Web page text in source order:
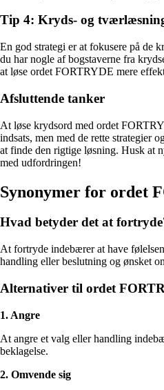
Tip 4: Kryds- og
En god strategi er at fokusere på de
du har nogle af bogstaverne fra
at løse ordet FORTRYDE mere
Afsluttende tanker
At løse krydsord med ordet
indsats, men med de rette strategier
at finde den rigtige løsning. Husk at
med udfordringen!
Synonymer for ordet
Hvad betyder det at
At fortryde indebærer at have
handling eller beslutning og ønsket
Alternativer til ordet
1. Angre
At angre et valg eller handling
beklagelse.
2. Omvende sig